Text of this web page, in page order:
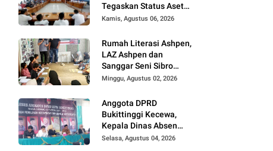
Tegaskan Status Aset
Daerah dan Klarifikasi
UFDK
Kamis, Agustus 06, 2026
Rumah Literasi Ashpen,
LAZ Ashpen dan
Sanggar Seni Sibro
Hadirkan Bimbel
Anak-anak
Minggu, Agustus 02, 2026
Anggota DPRD
Bukittinggi Kecewa,
Kepala Dinas Absen
pada Reses Masa
Selasa, Agustus 04, 2026